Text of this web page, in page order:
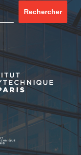
Rechercher